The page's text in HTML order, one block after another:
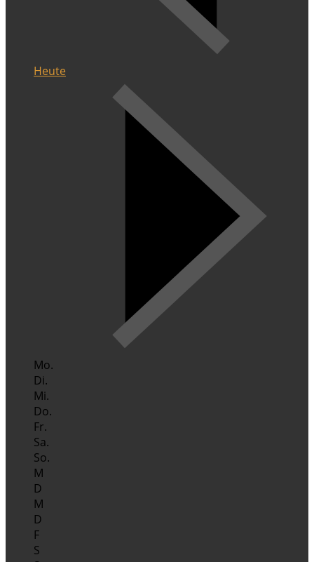
Heute
Mo.
Di.
Mi.
Do.
Fr.
Sa.
So.
M
D
M
D
F
S